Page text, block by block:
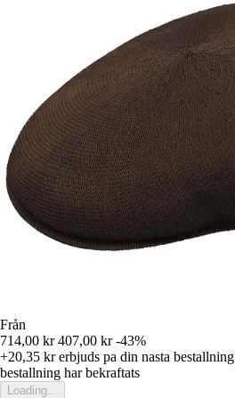
Från
714,00 kr 407,00 kr -43%
+20,35 krerbjuds pa din nasta bestallning
bestallning har bekraftats
Loading...